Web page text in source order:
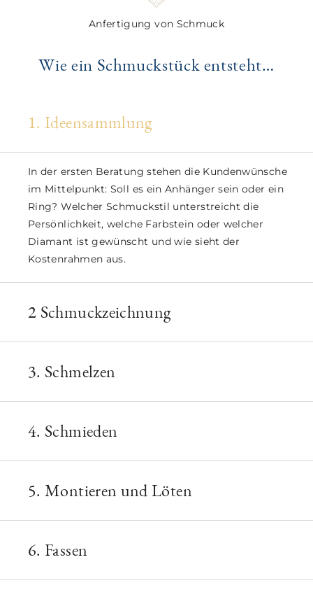
Anfertigung von Schmuck
Wie ein Schmuckstück entsteht…
1. Ideensammlung
In der ersten Beratung stehen die Kundenwünsche
im Mittelpunkt: Soll es ein Anhänger sein oder ein
Ring? Welcher Schmuckstil unterstreicht die
Persönlichkeit, welche Farbstein oder welcher
Diamant ist gewünscht und wie sieht der
Kostenrahmen aus.
2 Schmuckzeichnung
3. Schmelzen
4. Schmieden
5. Montieren und Löten
6. Fassen